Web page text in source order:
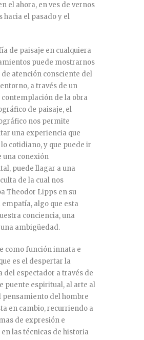
el ahora, en ves de vernos
hacia el pasado y el
de paisaje en cualquiera
puede mostrarnos
de atención consciente del
a través de un
contemplación de la obra
de paisaje, el
nos permite
una experiencia que
cotidiano, y que puede ir
una conexión
puede llagar a una
de la cual nos
Theodor Lipps en su
algo que esta
conciencia, una
ambigüedad.
como función innata e
es el despertar la
del espectador a través de
puente espiritual, al arte al
pensamiento del hombre
en cambio, recurriendo a
de expresión e
las técnicas de historia